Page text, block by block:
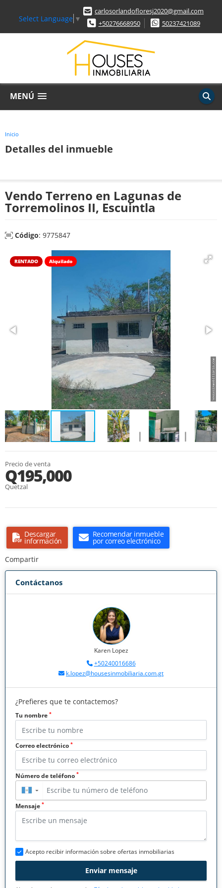
Select Language ▼
carlosorlandofloresj2020@gmail.com
+50276668950
50237421089
MENÚ
Inicio
Detalles del inmueble
Vendo Terreno en Lagunas de
Torremolinos II, Escuintla
Código: 9775847
RENTADO Alquilado
Precio de venta
Q195,000
Quetzal
Descargar
información
Recomendar inmueble
por correo electrónico
Compartir
Contáctanos
Karen Lopez
+50240016686
k.lopez@housesinmobiliaria.com.gt
¿Prefieres que te contactemos?
Tu nombre *
Correo electrónico *
Número de teléfono *
▼
Mensaje *
Acepto recibir información sobre ofertas inmobiliarias
Enviar mensaje